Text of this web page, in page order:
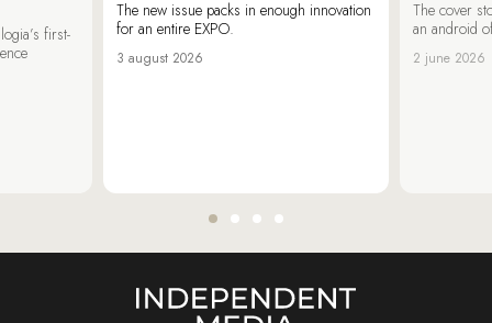
first-
The new issue packs in enough innovation
for an entire EXPO.
3 august 2026
The cover
an android
2 june 2026